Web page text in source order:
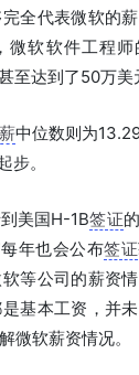
全代表微软的
微软软件工程师
至达到了50万美
中位数则为
步。
美国H-1B签证
年也会公布签证
等公司的薪资
基本工资，并
微软薪资情况。